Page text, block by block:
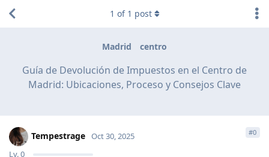
Madrid centro
Guía de Devolución de Impuestos en el Centro de
Madrid: Ubicaciones, Proceso y Consejos Clave
1 of 1 post
Tempestrage
Lv.0
Oct 30, 2025 #0